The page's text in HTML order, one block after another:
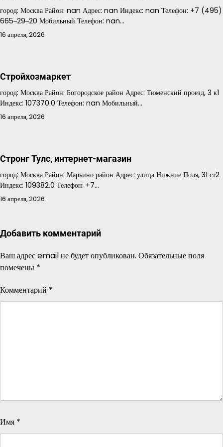
город: Москва Район: nan Адрес: nan Индекс: nan Телефон: +7 (495)
665‒29‒20 Мобильный Телефон: nan…
16 апреля, 2026
Стройхозмаркет
город: Москва Район: Богородское район Адрес: Тюменский проезд, 3 к1
Индекс: 107370.0 Телефон: nan Мобильный…
16 апреля, 2026
Стронг Тулс, интернет-магазин
город: Москва Район: Марьино район Адрес: улица Нижние Поля, 31 ст2
Индекс: 109382.0 Телефон: +7…
16 апреля, 2026
Добавить комментарий
Ваш адрес email не будет опубликован. Обязательные поля
помечены *
Комментарий *
Имя *